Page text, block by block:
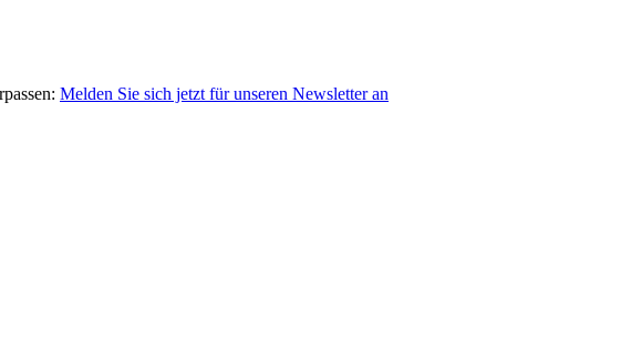
Melden Sie sich jetzt für unseren Newsletter an